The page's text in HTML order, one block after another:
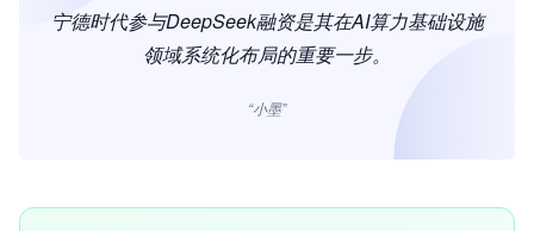
宁德时代参与DeepSeek融资是其在AI算力基础设施
领域系统化布局的重要一步。
“小墨”